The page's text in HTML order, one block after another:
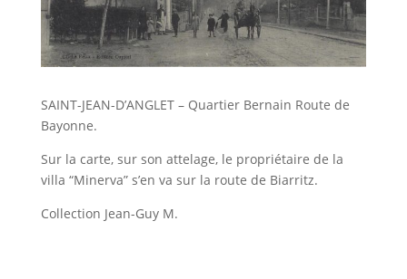
SAINT-JEAN-D’ANGLET – Quartier Bernain Route de
Bayonne.
Sur la carte, sur son attelage, le propriétaire de la
villa “Minerva” s’en va sur la route de Biarritz.
Collection Jean-Guy M.